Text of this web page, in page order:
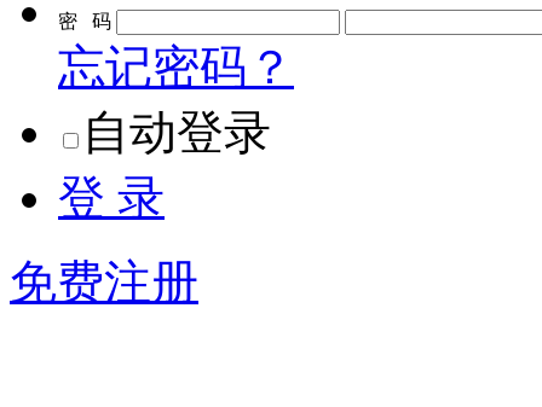
密 码
忘记密码？
自动登录
登 录
免费注册